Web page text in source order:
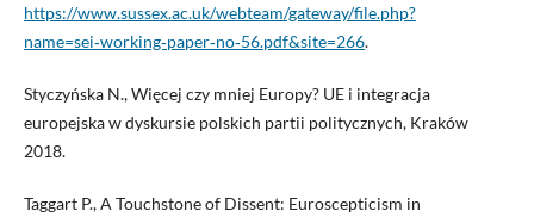
https://www.sussex.ac.uk/webteam/gateway/file.php?
name=sei‑working‑paper‑no‑56.pdf&site=266.
Styczyńska N., Więcej czy mniej Europy? UE i integracja
europejska w dyskursie polskich partii politycznych, Kraków
2018.
Taggart P., A Touchstone of Dissent: Euroscepticism in